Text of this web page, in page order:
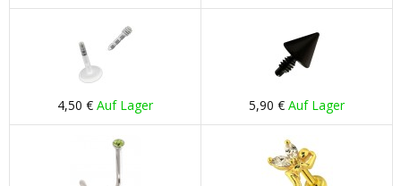
4,50 € Auf Lager 5,90 € Auf Lager